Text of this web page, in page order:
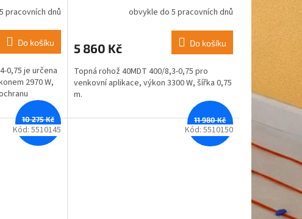
pracovních dnů
Do košíku
0,75 je určena
2970 W,
obvykle do 5 pracovních dnů
5 860 Kč Do košíku
Topná rohož 40MDT 400/8,3-0,75 pro
venkovní aplikace, výkon 3300 W, šířka 0,75
m.
10 275 Kč
–12 %
Kód: 5510145
11 980 Kč
–12 %
Kód: 5510150